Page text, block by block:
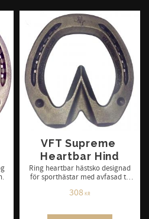
VFT Supreme
Heartbar Hind
Ring heartbar hästsko designad
för sporthästar med avfasad tå
Lämpar sig väl för hästar med
308KR